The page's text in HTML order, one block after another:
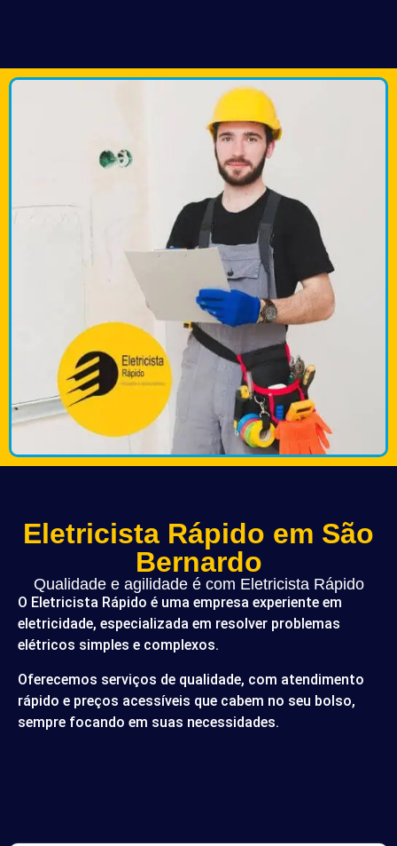
Eletricista Rápido em São
Bernardo
Qualidade e agilidade é com Eletricista Rápido
O Eletricista Rápido é uma empresa experiente em
eletricidade, especializada em resolver problemas
elétricos simples e complexos.
Oferecemos serviços de qualidade, com atendimento
rápido e preços acessíveis que cabem no seu bolso,
sempre focando em suas necessidades.